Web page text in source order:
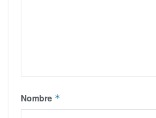
Nombre *